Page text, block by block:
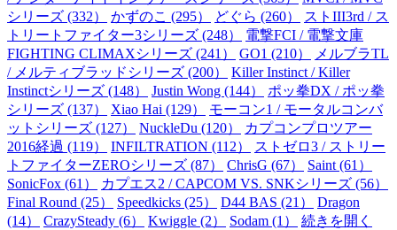
シリーズ (332）
かずのこ (295） どぐら (260）
ストIII3rd / ス
トリートファイター3シリーズ (248）
電撃FCI / 電撃文庫
FIGHTING CLIMAXシリーズ (241）
GO1 (210）
メルブラTL
/ メルティブラッドシリーズ (200）
Killer Instinct / Killer
Instinctシリーズ (148）
Justin Wong (144）
ポッ拳DX / ポッ拳
シリーズ (137）
Xiao Hai (129）
モーコン1 / モータルコンバ
ットシリーズ (127）
NuckleDu (120）
カプコンプロツアー
2016経過 (119）
INFILTRATION (112）
ストゼロ3 / ストリー
トファイターZEROシリーズ (87）
ChrisG (67）
Saint (61）
SonicFox (61）
カプエス2 / CAPCOM VS. SNKシリーズ (56）
Final Round (25）
Speedkicks (25） D44 BAS (21）
Dragon
(14）
CrazySteady (6） Kwiggle (2） Sodam (1） 続きを開く